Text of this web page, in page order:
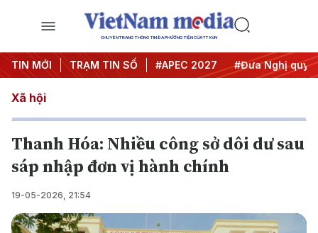
CHUYÊN TRANG THÔNG TIN ĐA PHƯƠNG TIỆN CỦA TTXVN
TIN MỚI TRẠM TIN SỐ
#Hội nghị Trung ương 3 #APEC 2027 #Đưa Nghị quyết
Xã hội
Thanh Hóa: Nhiều công sở dôi dư sau
sáp nhập đơn vị hành chính
19-05-2026, 21:54